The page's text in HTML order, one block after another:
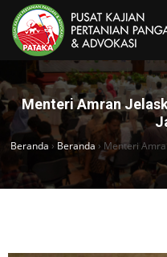
Menteri Amran
Beranda › Beranda › Menteri